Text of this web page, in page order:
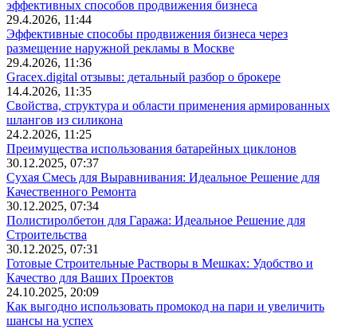
эффективных способов продвижения бизнеса
29.4.2026, 11:44
Эффективные способы продвижения бизнеса через
размещение наружной рекламы в Москве
29.4.2026, 11:36
Gracex.digital отзывы: детальный разбор о брокере
14.4.2026, 11:35
Свойства, структура и области применения армированных
шлангов из силикона
24.2.2026, 11:25
Преимущества использования батарейных циклонов
30.12.2025, 07:37
Сухая Смесь для Выравнивания: Идеальное Решение для
Качественного Ремонта
30.12.2025, 07:34
Полистиролбетон для Гаража: Идеальное Решение для
Строительства
30.12.2025, 07:31
Готовые Строительные Растворы в Мешках: Удобство и
Качество для Ваших Проектов
24.10.2025, 20:09
Как выгодно использовать промокод на пари и увеличить
шансы на успех